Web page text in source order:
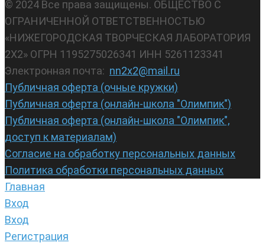
© 2024 Все права защищены. ОБЩЕСТВО С
ОГРАНИЧЕННОЙ ОТВЕТСТВЕННОСТЬЮ
«НИЖЕГОРОДСКАЯ ТВОРЧЕСКАЯ ЛАБОРАТОРИЯ
2Х2» ОГРН 1195275026341 ИНН 5261123341
Электронная почта: nn2x2@mail.ru
Публичная оферта (очные кружки)
Публичная оферта (онлайн-школа "Олимпик")
Публичная оферта (онлайн-школа "Олимпик",
доступ к материалам)
Согласие на обработку персональных данных
Политика обработки персональных данных
Главная
Вход
Вход
Регистрация